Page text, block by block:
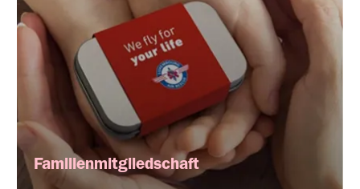
Familienmitgliedschaft